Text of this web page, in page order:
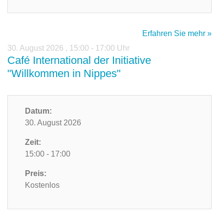
Erfahren Sie mehr »
30. August 2026 , 15:00 - 17:00 Uhr
Café International der Initiative
"Willkommen in Nippes"
Datum:
30. August 2026
Zeit:
15:00 - 17:00
Preis:
Kostenlos